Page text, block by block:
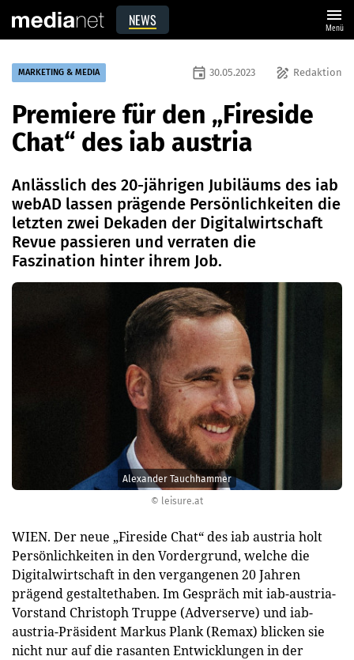
NEWS menu
Menü
© leisure.at
Alexander Tauchhammer
MARKETING & MEDIA draw Redaktion
event 30.05.2023
Premiere für den „Fireside
Chat“ des iab austria
Anlässlich des 20-jährigen Jubiläums des iab
webAD lassen prägende Persönlichkeiten die
letzten zwei Dekaden der Digitalwirtschaft
Revue passieren und verraten die
Faszination hinter ihrem Job.
WIEN. Der neue „Fireside Chat“ des iab austria holt
Persönlichkeiten in den Vordergrund, welche die
Digitalwirtschaft in den vergangenen 20 Jahren
prägend gestaltethaben. Im Gespräch mit iab-austria-
Vorstand Christoph Truppe (Adverserve) und iab-
austria-Präsident Markus Plank (Remax) blicken sie
nicht nur auf die rasanten Entwicklungen in der